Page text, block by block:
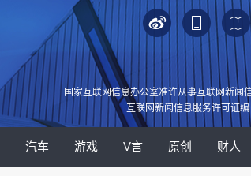
国家互联网信息办公室准许从事互联网新闻
互联网新闻信息服务许可证
汽车 游戏 V言 原创 财人